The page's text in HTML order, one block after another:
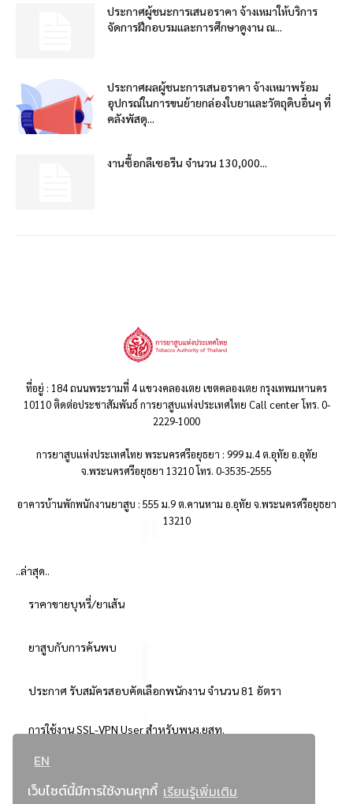
EN
เว็บไซต์นี้มีการใช้งานคุกกี้ เรียนรู้เพิ่มเติม
ประกาศผู้ชนะการเสนอราคา จ้างเหมาให้บริการ
จัดการฝึกอบรมและการศึกษาดูงาน ณ...
ประกาศผลผู้ชนะการเสนอราคา จ้างเหมาพร้อม
อุปกรณ์ในการขนย้ายกล่องใบยาและวัตถุดิบอื่นๆ ที่
คลังพัสดุ...
งานซื้อกลีเซอรีน จำนวน 130,000...
ที่อยู่ : 184 ถนนพระรามที่ 4 แขวงคลองเตย เขตคลองเตย กรุงเทพมหานคร
10110 ติดต่อประชาสัมพันธ์ การยาสูบแห่งประเทศไทย Call center โทร. 0-
2229-1000
การยาสูบแห่งประเทศไทย พระนครศรีอยุธยา : 999 ม.4 ต.อุทัย อ.อุทัย
จ.พระนครศรีอยุธยา 13210 โทร. 0-3535-2555
อาคารบ้านพักพนักงานยาสูบ : 555 ม.9 ต.คานหาม อ.อุทัย จ.พระนครศรีอยุธยา
13210
..ล่าสุด..
ราคาขายบุหรี่/ยาเส้น
ยาสูบกับการค้นพบ
ประกาศ รับสมัครสอบคัดเลือกพนักงาน จำนวน 81 อัตรา
การใช้งาน SSL-VPN User สำหรับพนง.ยสท.
..ยอดนิยม..